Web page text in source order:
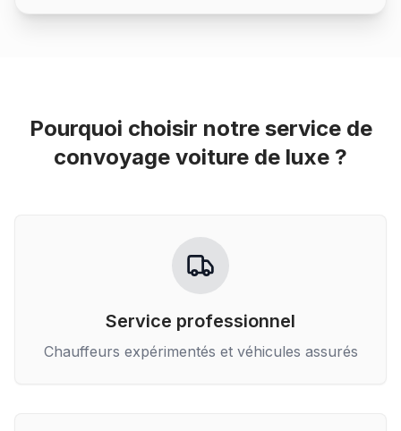
Pourquoi choisir notre service de
convoyage voiture de luxe ?
Service professionnel
Chauffeurs expérimentés et véhicules assurés